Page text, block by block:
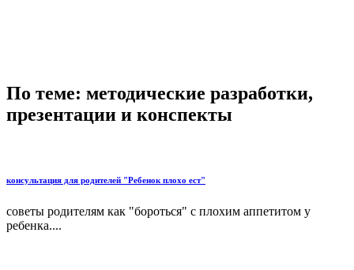
По теме: методические разработки,
презентации и конспекты
консультация для родителей "Ребенок плохо ест"
советы родителям как "бороться" с плохим аппетитом у
ребенка....